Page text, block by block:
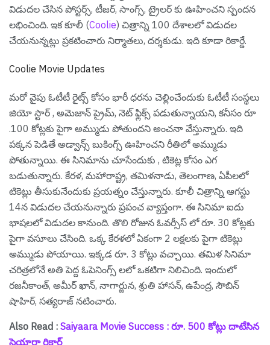
విడుద‌ల చేసిన పోస్ట‌ర్స్, టీజ‌ర్, సాంగ్స్, ట్రైల‌ర్ కు ఊహించ‌ని స్పంద‌న
ల‌భించింది. ఇక కూలీ (Coolie) చిత్రాన్ని 100 దేశాల‌లో విడుద‌ల
చేయ‌నున్న‌ట్లు ప్ర‌క‌టించారు నిర్మాత‌లు, ద‌ర్శ‌కుడు. ఇది కూడా రికార్డే.
Coolie Movie Updates
మ‌రో వైపు ఓటీటీ రైట్స్ కోసం భారీ ధ‌ర‌ను చెల్లించేందుకు ఓటీటీ సంస్థ‌లు
జియో స్టార్ , అమెజాన్ ప్రైమ్, నెట్ ఫ్లిక్స్ ప‌డుతున్నాయ‌ని, క‌నీసం రూ
.100 కోట్ల‌కు పైగా అమ్ముడు పోతుంద‌ని అంచ‌నా వేస్తున్నారు. ఇది
ప‌క్క‌న పెడితే అడ్వాన్స్ బుకింగ్స్ ఊహించ‌ని రీతిలో అమ్ముడు
పోతున్నాయి. ఈ సినిమాను చూసేందుకు , టికెట్ల కోసం ఎగ
బ‌డుతున్నారు. కేర‌ళ‌, మ‌హారాష్ట్ర‌, త‌మిళ‌నాడు, తెలంగాణ‌, ఏపీల‌లో
టికెట్లు తీసుకునేందుకు ప్ర‌య‌త్నం చేస్తున్నారు. కూలీ చిత్రాన్ని ఆగ‌స్టు
14న విడుద‌ల చేయ‌నున్నారు ప్ర‌పంచ వ్యాప్తంగా. ఈ సినిమా ఐదు
భాష‌ల‌లో విడుద‌ల కానుంది. తొలి రోజున ఓవ‌ర్సీస్ లో రూ. 30 కోట్ల‌కు
పైగా వ‌సూలు చేసింది. ఒక్క కేర‌ళ‌లో ఏకంగా 2 ల‌క్ష‌ల‌కు పైగా టికెట్లు
అమ్ముడు పోయాయి. ఇక్క‌డ రూ. 3 కోట్లు వ‌చ్చాయి. త‌మిళ సినిమా
చ‌రిత్ర‌లోనే అతి పెద్ద ఓపెనింగ్స్ ల‌లో ఒక‌టిగా నిలిచింది. ఇందులో
రజనీకాంత్, అమీర్ ఖాన్, నాగార్జున, శ్రుతి హాసన్, ఉపేంద్ర, సౌబిన్
షాహిర్, సత్యరాజ్ న‌టించారు.
Also Read : Saiyaara Movie Success : రూ. 500 కోట్లు దాటేసిన
సైయారా రికార్డ్